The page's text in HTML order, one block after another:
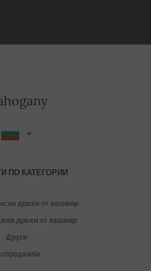
ПО КАТЕГОРИИ
дрехи от кашмиp
дрехи от кашмир
Други